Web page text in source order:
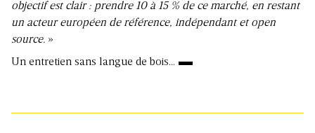
objectif est clair : prendre 10 à 15 % de ce marché, en restant
un acteur européen de référence, indépendant et open
source. »
Un entretien sans langue de bois…